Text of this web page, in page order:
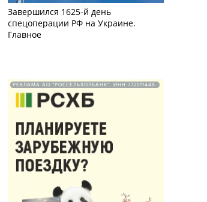
Завершился 1625-й день
спецоперации РФ на Украине.
Главное
РЕКЛАМА АО "РОССЕЛЬХОЗБАНК". ИНН 772511448.